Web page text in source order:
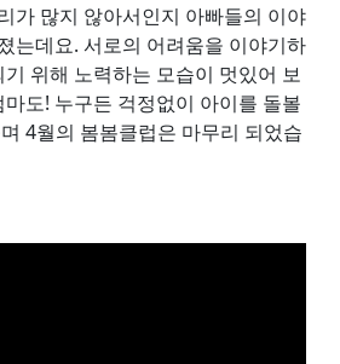
가 많지 않아서인지 아빠들의 이야
는데요. 서로의 어려움을 이야기하
위해 노력하는 모습이 멋있어 보
도! 누구든 걱정없이 아이를 돌볼
4월의 봄봄클럽은 마무리 되었습